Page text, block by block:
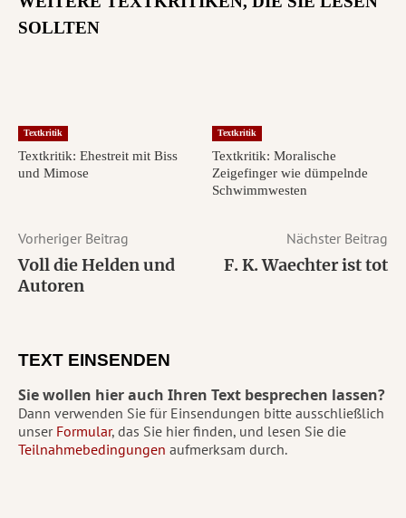
SOLLTEN
Textkritik
Textkritik: Ehestreit mit Biss
und Mimose
Textkritik
Textkritik: Moralische
Zeigefinger wie dümpelnde
Schwimmwesten
Vorheriger Beitrag
Voll die Helden und
Autoren
Nächster Beitrag
F. K. Waechter ist tot
TEXT EINSENDEN
Sie wollen hier auch Ihren Text besprechen lassen?
Dann verwenden Sie für Einsendungen bitte ausschließlich
unser Formular, das Sie hier finden, und lesen Sie die
Teilnahmebedingungen aufmerksam durch.